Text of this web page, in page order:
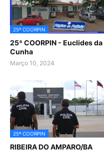
25ª COORPIN
25ª COORPIN - Euclides da
Cunha
Março 10, 2024
25ª COORPIN
RIBEIRA DO AMPARO/BA